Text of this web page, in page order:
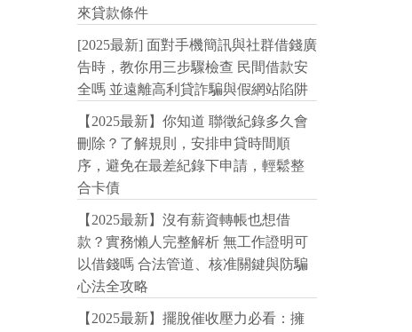
來貸款條件
[2025最新] 面對手機簡訊與社群借錢廣
告時，教你用三步驟檢查 民間借款安
全嗎 並遠離高利貸詐騙與假網站陷阱
【2025最新】你知道 聯徵紀錄多久會
刪除？了解規則，安排申貸時間順
序，避免在最差紀錄下申請，輕鬆整
合卡債
【2025最新】沒有薪資轉帳也想借
款？實務懶人完整解析 無工作證明可
以借錢嗎 合法管道、核准關鍵與防騙
心法全攻略
【2025最新】擺脫催收壓力必看：擁